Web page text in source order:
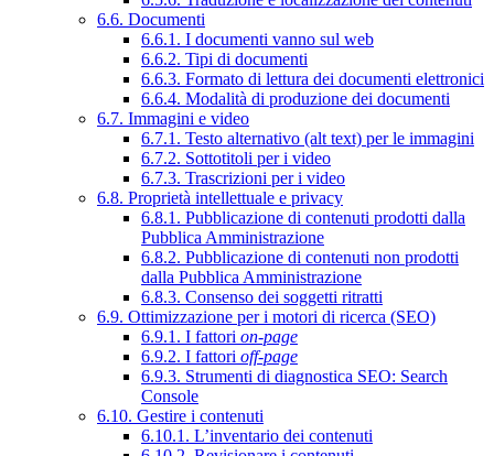
6.6. Documenti
6.6.1. I documenti vanno sul web
6.6.2. Tipi di documenti
6.6.3. Formato di lettura dei documenti elettronici
6.6.4. Modalità di produzione dei documenti
6.7. Immagini e video
6.7.1. Testo alternativo (alt text) per le immagini
6.7.2. Sottotitoli per i video
6.7.3. Trascrizioni per i video
6.8. Proprietà intellettuale e privacy
6.8.1. Pubblicazione di contenuti prodotti dalla
Pubblica Amministrazione
6.8.2. Pubblicazione di contenuti non prodotti
dalla Pubblica Amministrazione
6.8.3. Consenso dei soggetti ritratti
6.9. Ottimizzazione per i motori di ricerca (SEO)
6.9.1. I fattori on-page
6.9.2. I fattori off-page
6.9.3. Strumenti di diagnostica SEO: Search
Console
6.10. Gestire i contenuti
6.10.1. L’inventario dei contenuti